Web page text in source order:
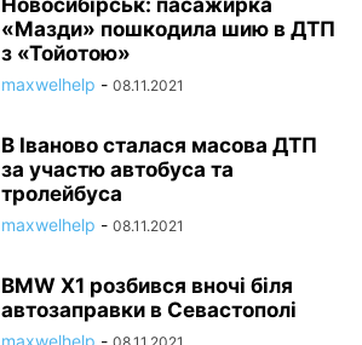
Новосибірськ: пасажирка
«Мазди» пошкодила шию в ДТП
з «Тойотою»
maxwelhelp - 08.11.2021
В Іваново сталася масова ДТП
за участю автобуса та
тролейбуса
maxwelhelp - 08.11.2021
BMW X1 розбився вночі біля
автозаправки в Севастополі
maxwelhelp -